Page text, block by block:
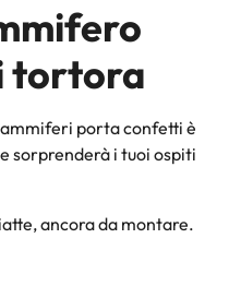
tortora
porta confetti è
sorprenderà i tuoi ospiti
ancora da montare.